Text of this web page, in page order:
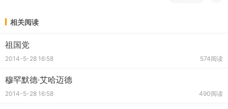
相关阅读
祖国党
2014-5-28 16:58 574阅读
穆罕默德·艾哈迈德
2014-5-28 16:58 490阅读